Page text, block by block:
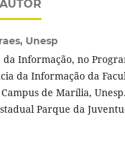
Unesp
Informação, no
da Informação da
de Marília,
Parque da